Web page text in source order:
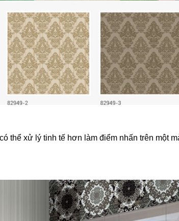
thể xử lý tinh tế hơn làm điểm nhấn trên một